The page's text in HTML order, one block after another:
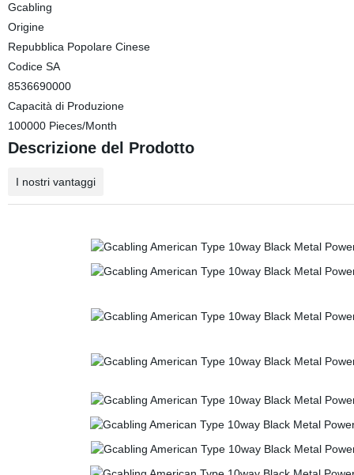
Gcabling
Origine
Repubblica Popolare Cinese
Codice SA
8536690000
Capacità di Produzione
100000 Pieces/Month
Descrizione del Prodotto
I nostri vantaggi